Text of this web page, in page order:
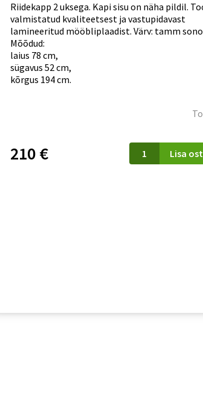
Riidekapp 2 uksega. Kapi sisu on näha pildil.
valmistatud kvaliteetsest ja vastupidavast
lamineeritud mööbliplaadist. Värv: tamm
Mõõdud:
laius 78 cm,
sügavus 52 cm,
kõrgus 194 cm.
210 €
Riidekapp
Remi
Lisa